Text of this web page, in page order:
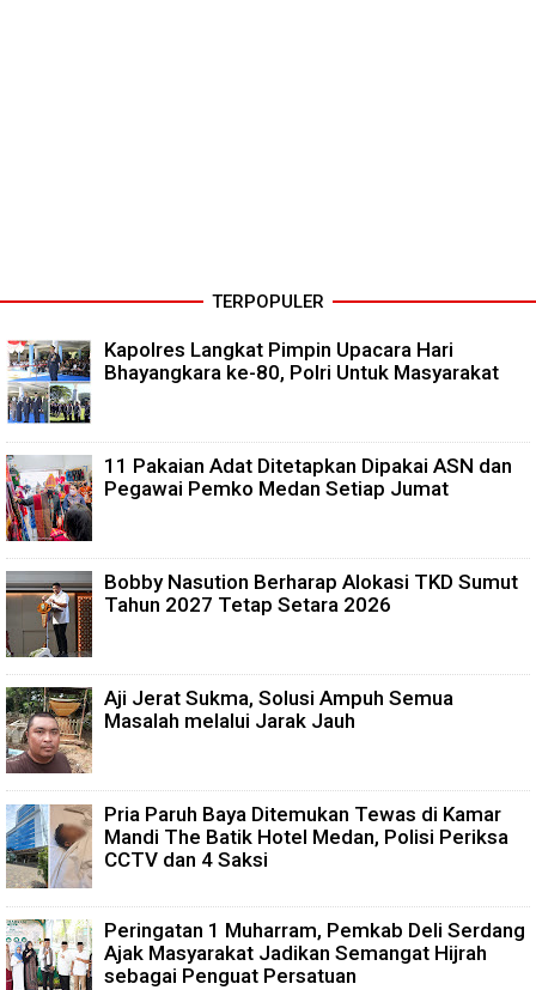
TERPOPULER
Kapolres Langkat Pimpin Upacara Hari
Bhayangkara ke-80, Polri Untuk Masyarakat
11 Pakaian Adat Ditetapkan Dipakai ASN dan
Pegawai Pemko Medan Setiap Jumat
Bobby Nasution Berharap Alokasi TKD Sumut
Tahun 2027 Tetap Setara 2026
Aji Jerat Sukma, Solusi Ampuh Semua
Masalah melalui Jarak Jauh
Pria Paruh Baya Ditemukan Tewas di Kamar
Mandi The Batik Hotel Medan, Polisi Periksa
CCTV dan 4 Saksi
Peringatan 1 Muharram, Pemkab Deli Serdang
Ajak Masyarakat Jadikan Semangat Hijrah
sebagai Penguat Persatuan